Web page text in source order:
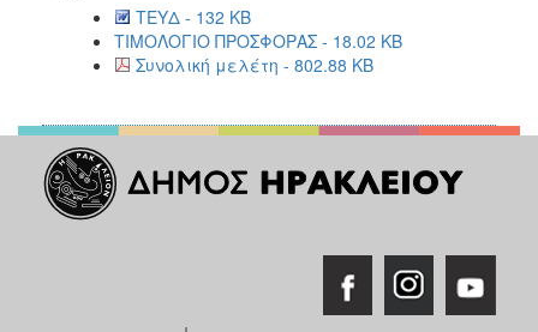
ΤΕΥΔ - 132 KB
ΤΙΜΟΛΟΓΙΟ ΠΡΟΣΦΟΡΑΣ - 18.02 KB
Συνολική μελέτη - 802.88 KB